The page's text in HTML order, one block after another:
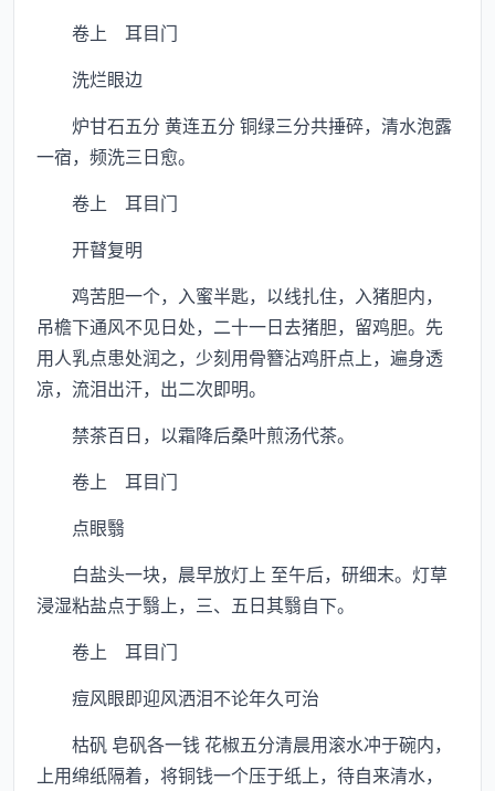
卷上 耳目门
洗烂眼边
炉甘石五分 黄连五分 铜绿三分共捶碎，清水泡露
一宿，频洗三日愈。
卷上 耳目门
开瞽复明
鸡苦胆一个，入蜜半匙，以线扎住，入猪胆内，
吊檐下通风不见日处，二十一日去猪胆，留鸡胆。先
用人乳点患处润之，少刻用骨簪沾鸡肝点上，遍身透
凉，流泪出汗，出二次即明。
禁茶百日，以霜降后桑叶煎汤代茶。
卷上 耳目门
点眼翳
白盐头一块，晨早放灯上 至午后，研细末。灯草
浸湿粘盐点于翳上，三、五日其翳自下。
卷上 耳目门
痘风眼即迎风洒泪不论年久可治
枯矾 皂矾各一钱 花椒五分清晨用滚水冲于碗内，
上用绵纸隔着，将铜钱一个压于纸上，待自来清水，